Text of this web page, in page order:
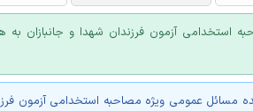
استخدامی آزمون فرزندان شهدا و جانبازان به
عمومی ویژه مصاحبه استخدامی آزمون